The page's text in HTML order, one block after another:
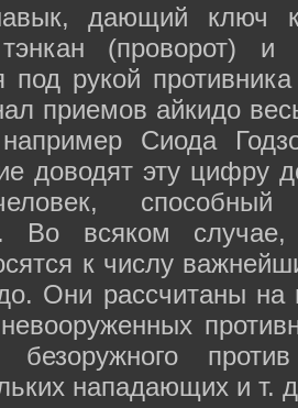
дающий ключ
тэнкан (проворот)
под рукой
приемов айкидо
например Сиода
доводят эту цифру
Во всяком
к числу
Они рассчитаны
безоружного
нападающих и т.